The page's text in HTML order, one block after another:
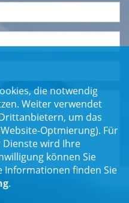
die notwendig
Weiter verwendet
um das
Optmierung). Für
wird Ihre
können Sie
Informationen finden Sie
.